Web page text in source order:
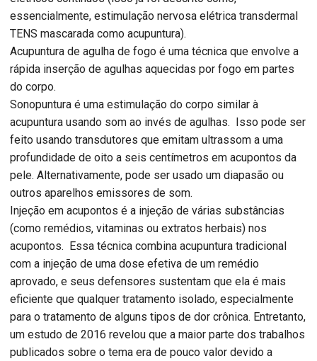
essencialmente, estimulação nervosa elétrica transdermal
TENS mascarada como acupuntura).
Acupuntura de agulha de fogo é uma técnica que envolve a
rápida inserção de agulhas aquecidas por fogo em partes
do corpo.
Sonopuntura é uma estimulação do corpo similar à
acupuntura usando som ao invés de agulhas. Isso pode ser
feito usando transdutores que emitam ultrassom a uma
profundidade de oito a seis centímetros em acupontos da
pele. Alternativamente, pode ser usado um diapasão ou
outros aparelhos emissores de som.
Injeção em acupontos é a injeção de várias substâncias
(como remédios, vitaminas ou extratos herbais) nos
acupontos. Essa técnica combina acupuntura tradicional
com a injeção de uma dose efetiva de um remédio
aprovado, e seus defensores sustentam que ela é mais
eficiente que qualquer tratamento isolado, especialmente
para o tratamento de alguns tipos de dor crônica. Entretanto,
um estudo de 2016 revelou que a maior parte dos trabalhos
publicados sobre o tema era de pouco valor devido a